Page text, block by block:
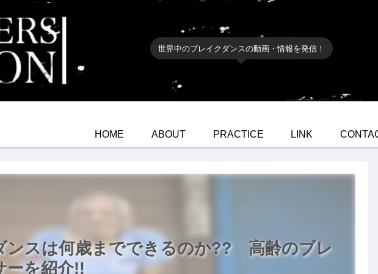
世界中のブレイクダンスの動画・情報を発信！
HOME ABOUT PRACTICE LINK
ンスは何歳までできるのか?? 高齢のブレ
ーを紹介!!